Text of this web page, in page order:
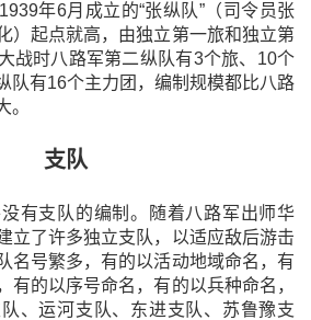
年6月成立的“张纵队”（司令员张
）起点就高，由独立第一旅和独立第
战时八路军第二纵队有3个旅、10个
队有16个主力团，编制规模都比八路
。
支队
有支队的编制。随着八路军出师华
立了许多独立支队，以适应敌后游击
名号繁多，有的以活动地域命名，有
有的以序号命名，有的以兵种命名，
、运河支队、东进支队、苏鲁豫支